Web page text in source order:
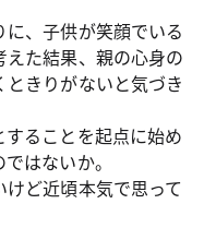
、子供が笑顔でいる
た結果、親の心身の
きりがないと気づき
ることを起点に始め
はないか。
ど近頃本気で思って